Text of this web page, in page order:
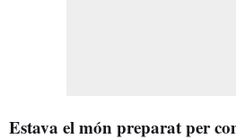
Estava el món preparat per